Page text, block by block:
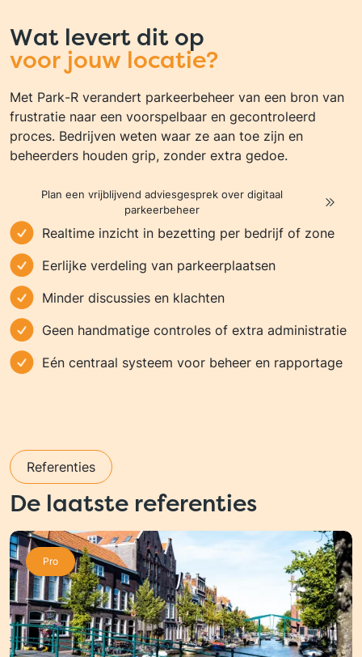
Wat levert dit op
voor jouw locatie?
Met Park-R verandert parkeerbeheer van een bron van
frustratie naar een voorspelbaar en gecontroleerd
proces. Bedrijven weten waar ze aan toe zijn en
beheerders houden grip, zonder extra gedoe.
Plan een vrijblijvend adviesgesprek over digitaal
parkeerbeheer
Realtime inzicht in bezetting per bedrijf of zone
Eerlijke verdeling van parkeerplaatsen
Minder discussies en klachten
Geen handmatige controles of extra administratie
Eén centraal systeem voor beheer en rapportage
Referenties
De laatste referenties
Pro